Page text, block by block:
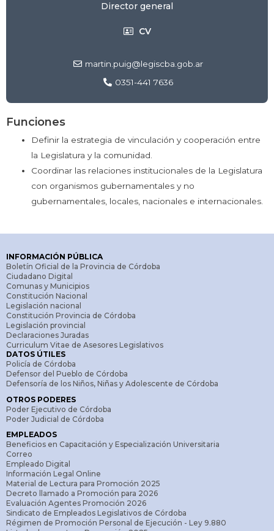
Director general
CV
martin.puig@legiscba.gob.ar
0351-441 7636
Funciones
Definir la estrategia de vinculación y cooperación entre
la Legislatura y la comunidad.
Coordinar las relaciones institucionales de la Legislatura
con organismos gubernamentales y no
gubernamentales, locales, nacionales e internacionales.
INFORMACIÓN PÚBLICA
Boletín Oficial de la Provincia de Córdoba
Ciudadano Digital
Comunas y Municipios
Constitución Nacional
Legislación nacional
Constitución Provincia de Córdoba
Legislación provincial
Declaraciones Juradas
Curriculum Vitae de Asesores Legislativos
DATOS ÚTILES
Policía de Córdoba
Defensor del Pueblo de Córdoba
Defensoría de los Niños, Niñas y Adolescente de Córdoba
OTROS PODERES
Poder Ejecutivo de Córdoba
Poder Judicial de Córdoba
EMPLEADOS
Beneficios en Capacitación y Especialización Universitaria
Correo
Empleado Digital
Información Legal Online
Material de Lectura para Promoción 2025
Decreto llamado a Promoción para 2026
Evaluación Agentes Promoción 2026
Sindicato de Empleados Legislativos de Córdoba
Régimen de Promoción Personal de Ejecución - Ley 9.880